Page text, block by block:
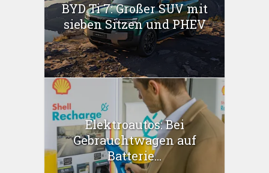
BYD Ti 7: Großer SUV mit
sieben Sitzen und PHEV
Elektroautos: Bei
Gebrauchtwagen auf
Batterie...